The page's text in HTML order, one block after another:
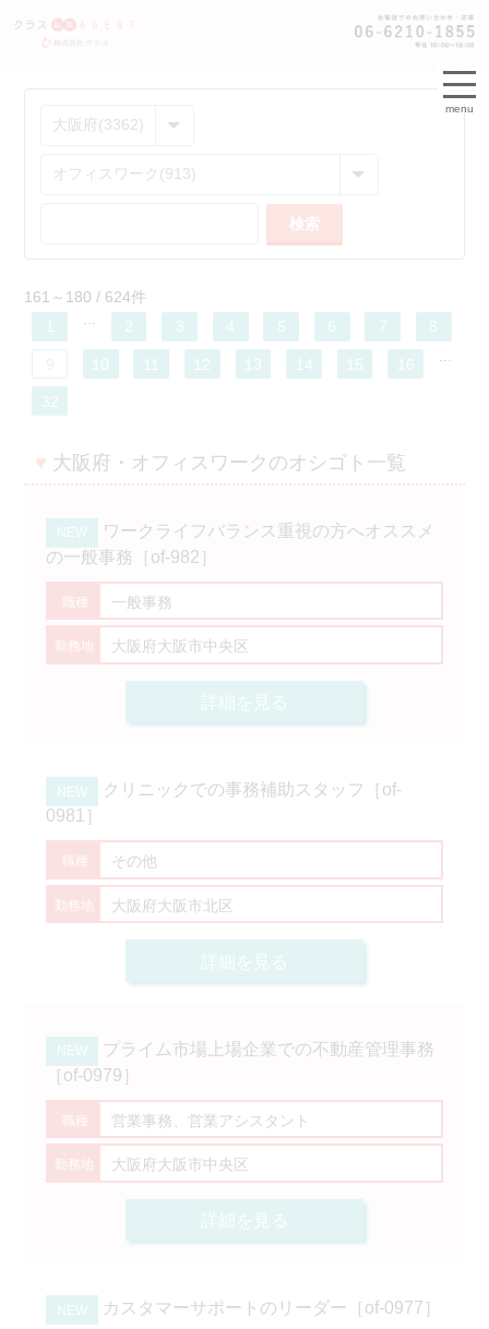
menu
検索
161～180 / 624件
1 2 3 4 5 6 7 8
9 10 12 13 14 15 16
32
♥ 大阪府・オフィスワークのオシゴト一覧
ワークライフバランス重視の方へオススメ
の一般事務［of-982］
一般事務
大阪府大阪市中央区
詳細を見る
クリニックでの事務補助スタッフ［of-
0981］
その他
大阪府大阪市北区
詳細を見る
プライム市場上場企業での不動産管理事務
［of-0979］
営業事務、営業アシスタント
大阪府大阪市中央区
詳細を見る
カスタマーサポートのリーダー［of-0977］